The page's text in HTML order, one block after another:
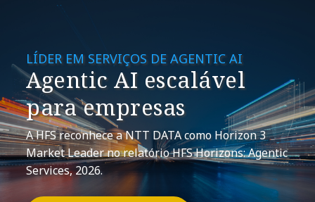
LÍDER EM SERVIÇOS DE AGENTIC AI
Agentic AI escalável
para empresas
A HFS reconhece a NTT DATA como Horizon 3
Market Leader no relatório HFS Horizons: Agentic
Services, 2026.